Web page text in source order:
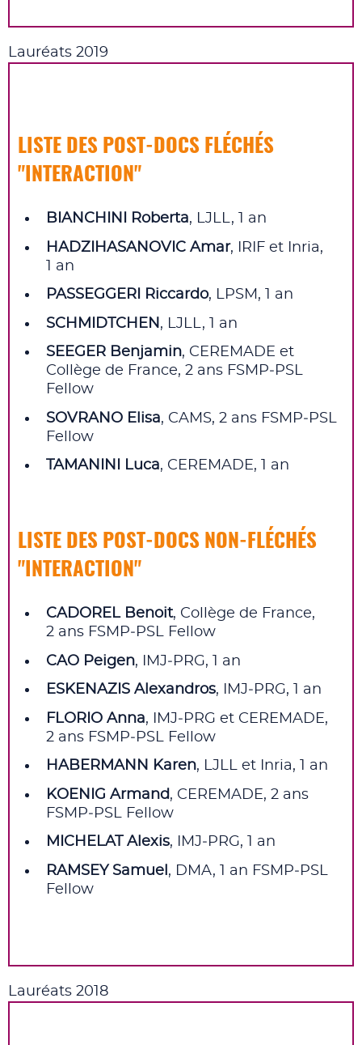
Lauréats 2019
LISTE DES POST‑DOCS FLÉCHÉS
"INTERACTION"
BIANCHINI Roberta, LJLL, 1 an
HADZIHASANOVIC Amar, IRIF et Inria,
1 an
PASSEGGERI Riccardo, LPSM, 1 an
SCHMIDTCHEN , LJLL, 1 an
SEEGER Benjamin, CEREMADE et
Collège de France, 2 ans FSMP‑PSL
Fellow
SOVRANO Elisa, CAMS, 2 ans FSMP‑PSL
Fellow
TAMANINI Luca, CEREMADE, 1 an
LISTE DES POST‑DOCS NON‑FLÉCHÉS
"INTERACTION"
CADOREL Benoit, Collège de France,
2 ans FSMP‑PSL Fellow
CAO Peigen, IMJ‑PRG, 1 an
ESKENAZIS Alexandros, IMJ‑PRG, 1 an
FLORIO Anna, IMJ‑PRG et CEREMADE,
2 ans FSMP‑PSL Fellow
HABERMANN Karen, LJLL et Inria, 1 an
KOENIG Armand, CEREMADE, 2 ans
FSMP‑PSL Fellow
MICHELAT Alexis, IMJ‑PRG, 1 an
RAMSEY Samuel , DMA, 1 an FSMP‑PSL
Fellow
Lauréats 2018